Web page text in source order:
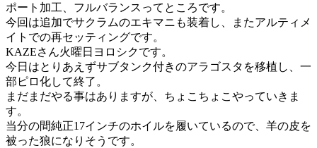
ポート加工、フルバランスってところです。
今回は追加でサクラムのエキマニも装着し、またアルティメ
イトでの再セッティングです。
KAZEさん火曜日ヨロシクです。
今日はとりあえずサブタンク付きのアラゴスタを移植し、一
部ピロ化して終了。
まだまだやる事はありますが、ちょこちょこやっていきま
す。
当分の間純正17インチのホイルを履いているので、羊の皮を
被った狼になりそうです。